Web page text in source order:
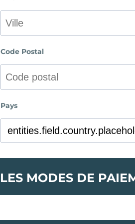
Code Postal
Pays
LES MODES DE